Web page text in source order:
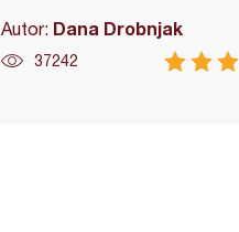
Autor: Dana Drobnjak
37242